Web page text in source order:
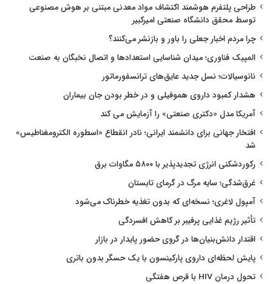
طراحی پلتفرم هوشمند اکتشاف مواد معدنی مبتنی بر هوش مصنوعی
توسط محقق دانشگاه صنعتی امیرکبیر
چرا مردم اخبار جعلی را باور و بازنشر می‌کنند؟
المپیک فناوری؛ میدان شناسایی استعدادها و اتصال نخبگان به صنعت
نانوسیالات؛ نسل جدید عایق‌های ترانسفورماتور
هشدار کمبود داروی هموفیلی و در خطر بودن جان بیماران
آمریکا مدل «دکتری صنعتی» را آزمایش می کند
افتخار جهانی برای دانشمند ایرانی؛ نادر انقطاع «اسطوره الکترومغناطیس»
شد
رکوردشکنی انرژی تجدیدپذیر با ۵۸۰۰ مگاوات برق
غرق‌شدگی؛ سایه مرگ در گرمای تابستان
آمپول لاغری؛ نسخه‌ای که بدون تغذیه خطرناک می‌شود
تأثیر رژیم غذایی پرفیبر بر کاهش افسردگی
اقتدار دانش‌بنیان‌ها در گروی حضور پایدار در بازار
پایش لحظه‌ای داروی پارکینسون با یک حسگر بدون باتری
تحول درمان HIV با قرص هفتگی